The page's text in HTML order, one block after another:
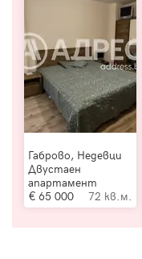
Габрово, Недевци
Двустаен
апартамент
65 000
72 кв.м.